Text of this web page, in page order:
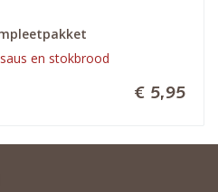
en stokbrood
€ 5,95